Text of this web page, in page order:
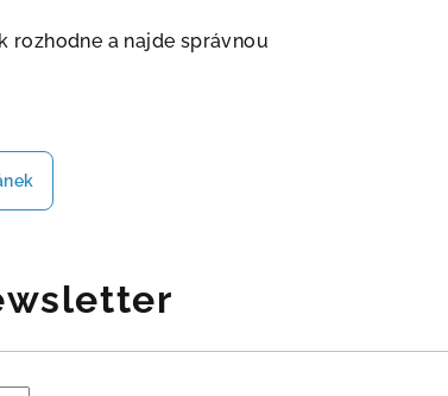
rozhodne a najde správnou